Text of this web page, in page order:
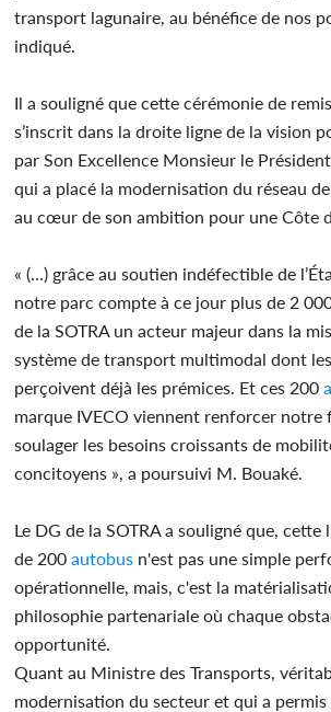
transport lagunaire, au bénéfice de nos
indiqué.
Il a souligné que cette cérémonie de
s’inscrit dans la droite ligne de la vision
par Son Excellence Monsieur le
qui a placé la modernisation du réseau
au cœur de son ambition pour une Côte
« (…) grâce au soutien indéfectible de
notre parc compte à ce jour plus de 2
de la SOTRA un acteur majeur dans la
système de transport multimodal dont
perçoivent déjà les prémices. Et ces 200
marque IVECO viennent renforcer notre
soulager les besoins croissants de
concitoyens », a poursuivi M. Bouaké.
Le DG de la SOTRA a souligné que,
de 200autobus n'est pas une simple
opérationnelle, mais, c'est la
philosophie partenariale où chaque
opportunité.
Quant au Ministre des Transports,
modernisation du secteur et qui a permis